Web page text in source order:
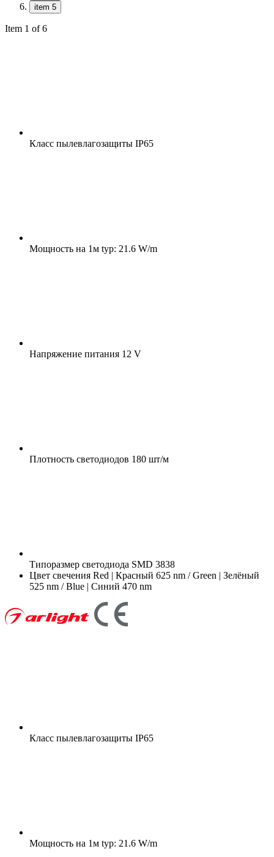
item 5
Item 1 of 6
Класс пылевлагозащиты IP65
Мощность на 1м typ: 21.6 W/m
Напряжение питания 12 V
Плотность светодиодов 180 шт/м
Типоразмер светодиода SMD 3838
Цвет свечения Red | Красный 625 nm / Green | Зелёный
525 nm / Blue | Синий 470 nm
Класс пылевлагозащиты IP65
Мощность на 1м typ: 21.6 W/m